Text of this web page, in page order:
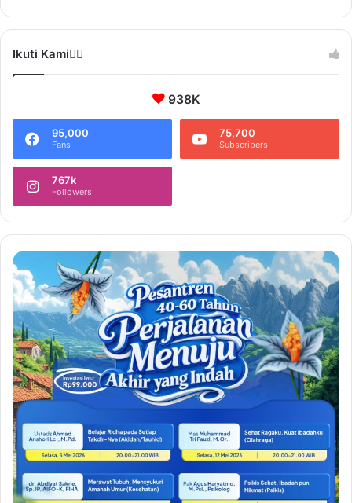
Ikuti Kami❤️‍🔥
938K
95,000
Fans
75,700
Subscribers
767k
Followers